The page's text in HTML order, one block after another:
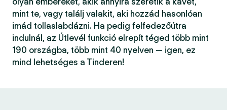
mint te, vagy találj valakit, aki hozzád hasonlóan
imád tollaslabdázni. Ha pedig felfedezőútra
indulnál, az Útlevél funkció elrepít téged több mint
190 országba, több mint 40 nyelven — igen, ez
mind lehetséges a Tinderen!